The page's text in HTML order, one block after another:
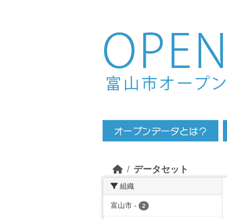
Skip to main content
データセット
組織
富山市 - 2